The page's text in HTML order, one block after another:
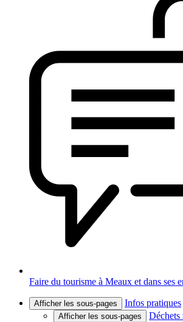
Faire du tourisme à Meaux et dans ses
Afficher les sous-pages Infos pratiques
Afficher les sous-pages
Déchets